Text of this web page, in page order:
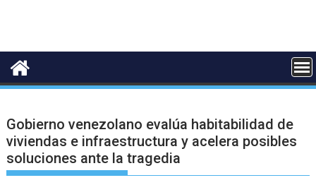
Gobierno venezolano evalúa habitabilidad de
viviendas e infraestructura y acelera posibles
soluciones ante la tragedia